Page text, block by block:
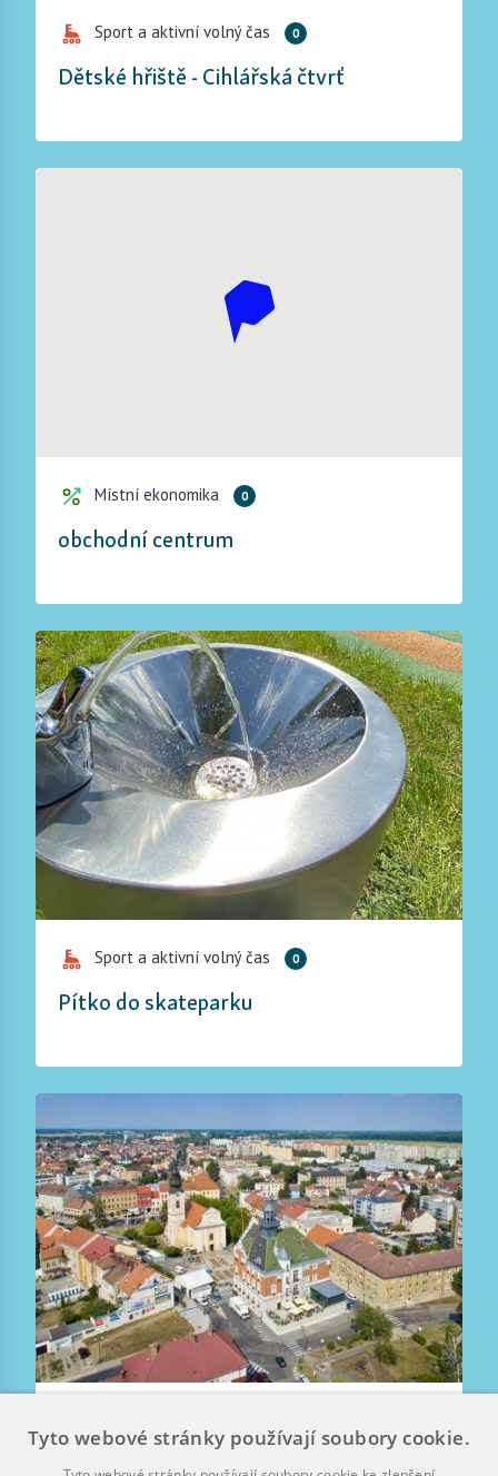
Sport a aktivní volný čas 0
Dětské hřiště - Cihlářská čtvrť
Místní ekonomika 0
obchodní centrum
Sport a aktivní volný čas 0
Pítko do skateparku
Tyto webové stránky používají soubory cookie.